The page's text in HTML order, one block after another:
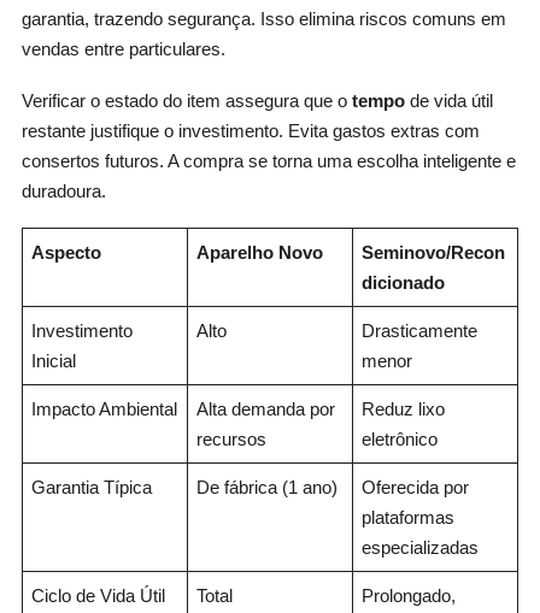
garantia, trazendo segurança. Isso elimina riscos comuns em
vendas entre particulares.
Verificar o estado do item assegura que o tempode vida útil
restante justifique o investimento. Evita gastos extras com
consertos futuros. A compra se torna uma escolha inteligente e
duradoura.
Aspecto Aparelho Novo
Seminovo/Recon
dicionado
Investimento
Inicial
Alto
Drasticamente
menor
Impacto Ambiental
Alta demanda por
recursos
Reduz lixo
eletrônico
Garantia Típica De fábrica (1 ano)
Oferecida por
plataformas
especializadas
Ciclo de Vida Útil Total
Prolongado,